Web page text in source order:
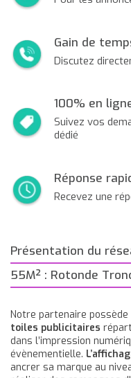
Gain de
Discutez
100% en
Suivez vos
dédié
Réponse
Recevez une
Présentation du
55M² : Rotonde
Notre partenaire
toiles publicitaires
dans l’impression
évènementielle.
ancrer sa marque au